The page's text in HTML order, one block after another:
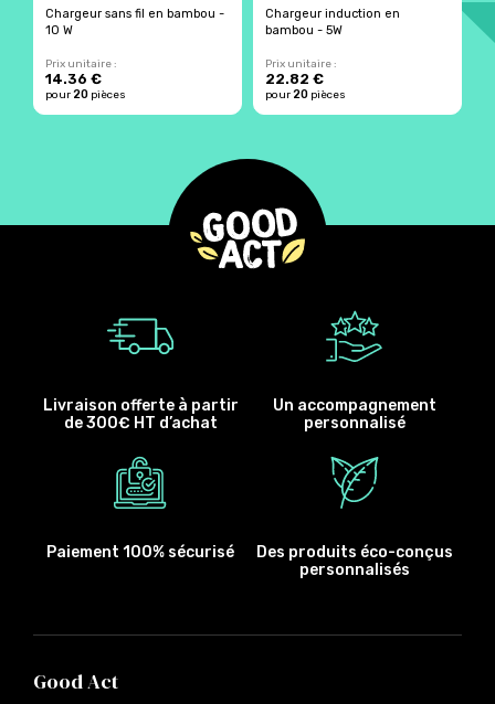
Chargeur sans fil en bambou -
10 W
Prix unitaire :
14.36 €
pour20 pièces
Chargeur induction en
bambou - 5W
Prix unitaire :
22.82 €
pour20 pièces
Livraison offerte à partir
de 300€ HT d’achat
Un accompagnement
personnalisé
Paiement 100% sécurisé
Des produits éco-conçus
personnalisés
Good Act